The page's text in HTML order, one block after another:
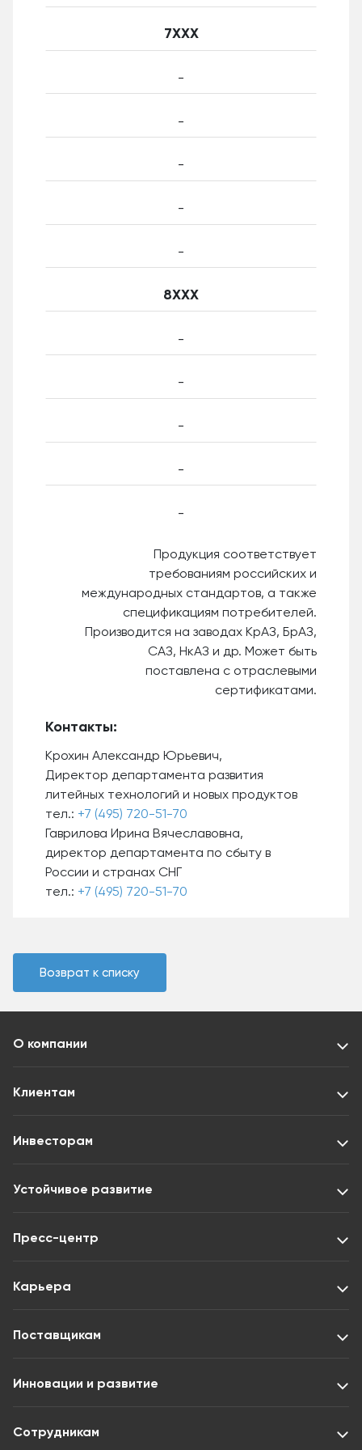
7ХХХ
-
-
-
-
-
8ХХХ
-
-
-
-
-
Продукция соответствует
требованиям российских и
международных стандартов, а также
спецификациям потребителей.
Производится на заводах КрАЗ, БрАЗ,
САЗ, НкАЗ и др. Может быть
поставлена с отраслевыми
сертификатами.
Контакты:
Крохин Александр Юрьевич,
Директор департамента развития
литейных технологий и новых продуктов
тел.: +7 (495) 720-51-70
Гаврилова Ирина Вячеславовна,
директор департамента по сбыту в
России и странах СНГ
тел.: +7 (495) 720-51-70
Возврат к списку
О компании
Клиентам
Инвесторам
Устойчивое развитие
Пресс-центр
Карьера
Поставщикам
Инновации и развитие
Сотрудникам